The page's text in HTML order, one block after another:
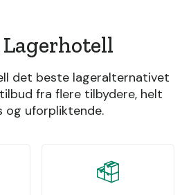
det beste lageralternativet
fra flere tilbydere, helt
og uforpliktende.